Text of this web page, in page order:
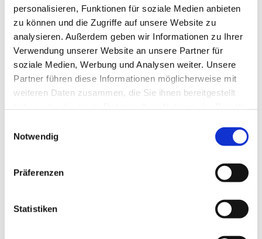
personalisieren, Funktionen für soziale Medien anbieten
zu können und die Zugriffe auf unsere Website zu
analysieren. Außerdem geben wir Informationen zu Ihrer
Verwendung unserer Website an unsere Partner für
soziale Medien, Werbung und Analysen weiter. Unsere
Partner führen diese Informationen möglicherweise mit
weiteren Daten zusammen, die Sie ihnen bereitgestellt
Notwendig
Präferenzen
Statistiken
Dies könnte Sie auch
interessieren